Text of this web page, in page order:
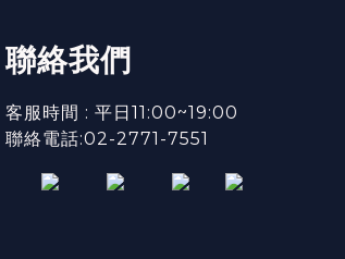
聯絡我們
客服時間 : 平日11:00~19:00
聯絡電話:02-2771-7551